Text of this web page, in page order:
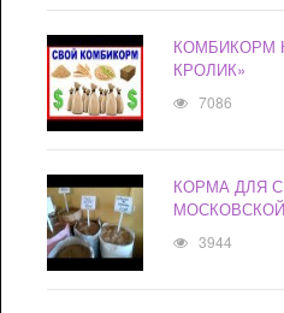
КОМБИКОРМ
КРОЛИК»
7086
КОРМА ДЛЯ
3944